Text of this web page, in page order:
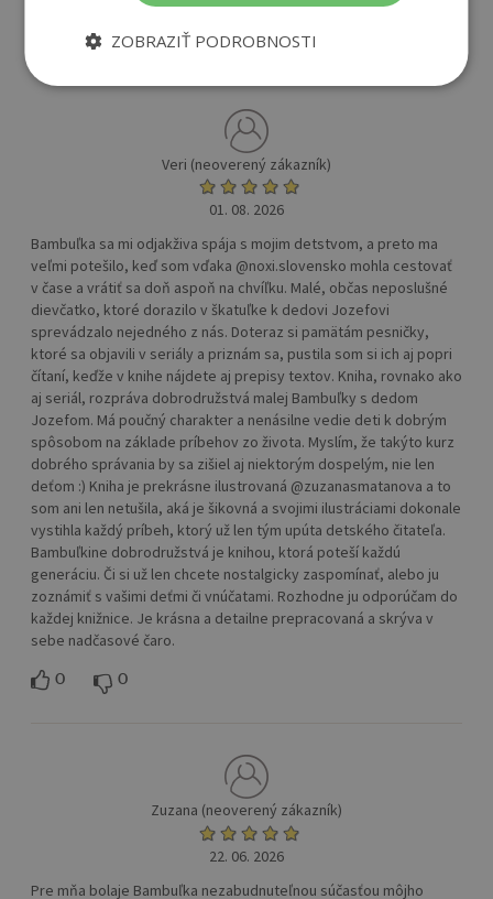
Veri (neoverený zákazník)
01. 08. 2026
Bambuľka sa mi odjakživa spája s mojim detstvom, a preto ma
veľmi potešilo, keď som vďaka @noxi.slovensko mohla cestovať
v čase a vrátiť sa doň aspoň na chvíľku. Malé, občas neposlušné
dievčatko, ktoré dorazilo v škatuľke k dedovi Jozefovi
sprevádzalo nejedného z nás. Doteraz si pamätám pesničky,
ktoré sa objavili v seriály a priznám sa, pustila som si ich aj popri
čítaní, keďže v knihe nájdete aj prepisy textov. Kniha, rovnako ako
aj seriál, rozpráva dobrodružstvá malej Bambuľky s dedom
Jozefom. Má poučný charakter a nenásilne vedie deti k dobrým
spôsobom na základe príbehov zo života. Myslím, že takýto kurz
dobrého správania by sa zišiel aj niektorým dospelým, nie len
deťom :) Kniha je prekrásne ilustrovaná @zuzanasmatanova a to
som ani len netušila, aká je šikovná a svojimi ilustráciami dokonale
vystihla každý príbeh, ktorý už len tým upúta detského čitateľa.
Bambuľkine dobrodružstvá je knihou, ktorá poteší každú
generáciu. Či si už len chcete nostalgicky zaspomínať, alebo ju
zoznámiť s vašimi deťmi či vnúčatami. Rozhodne ju odporúčam do
každej knižnice. Je krásna a detailne prepracovaná a skrýva v
sebe nadčasové čaro.
0 0
Zuzana (neoverený zákazník)
22. 06. 2026
Pre mňa bolaje Bambuľka nezabudnuteľnou súčasťou môjho
ZOBRAZIŤ PODROBNOSTI